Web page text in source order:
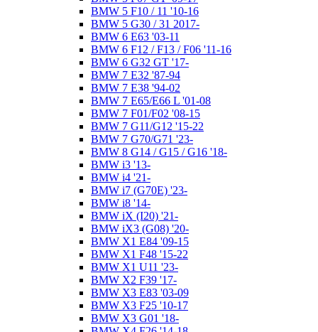
BMW 5 F10 / 11 '10-16
BMW 5 G30 / 31 2017-
BMW 6 E63 '03-11
BMW 6 F12 / F13 / F06 '11-16
BMW 6 G32 GT '17-
BMW 7 E32 '87-94
BMW 7 E38 '94-02
BMW 7 E65/E66 L '01-08
BMW 7 F01/F02 '08-15
BMW 7 G11/G12 '15-22
BMW 7 G70/G71 '23-
BMW 8 G14 / G15 / G16 '18-
BMW i3 '13-
BMW i4 '21-
BMW i7 (G70E) '23-
BMW i8 '14-
BMW iX (I20) '21-
BMW iX3 (G08) '20-
BMW X1 E84 '09-15
BMW X1 F48 '15-22
BMW X1 U11 '23-
BMW X2 F39 '17-
BMW X3 E83 '03-09
BMW X3 F25 '10-17
BMW X3 G01 '18-